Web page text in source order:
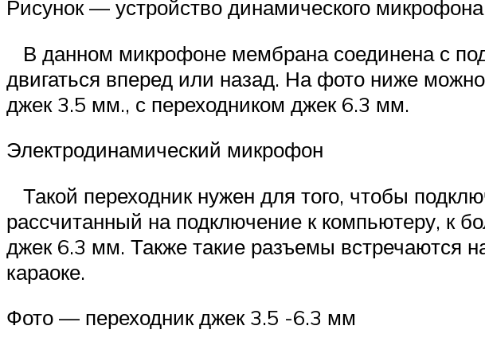
Рисунок — устройство динамического микрофона
В данном микрофоне мембрана соединена с
двигаться вперед или назад. На фото ниже
джек 3.5 мм., с переходником джек 6.3 мм.
Электродинамический микрофон
Такой переходник нужен для того, чтобы
рассчитанный на подключение к компьютеру, к
джек 6.3 мм. Также такие разъемы встречаются
караоке.
Фото — переходник джек 3.5 -6.3 мм